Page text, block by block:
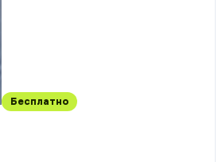
Бесплатно